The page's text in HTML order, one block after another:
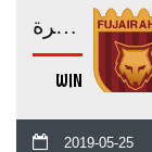
الفجيرة
WIN
2019-05-25